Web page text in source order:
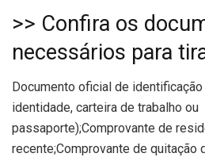
>> Confira os
necessários para
Documento oficial de
identidade, carteira de trabalho ou
passaporte);Comprovante de
recente;Comprovante de quitação